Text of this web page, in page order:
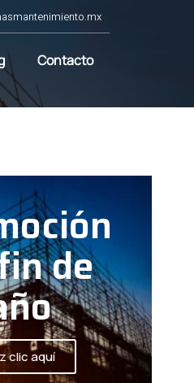
Contacto
de
clic aquí